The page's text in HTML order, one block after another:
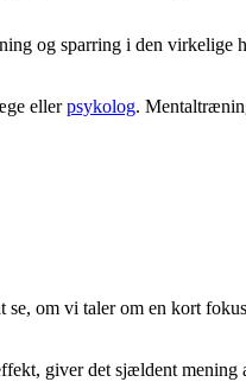
og sparring i den virkelige
ellerpsykolog.
om vi taler om en kort
giver det sjældent mening